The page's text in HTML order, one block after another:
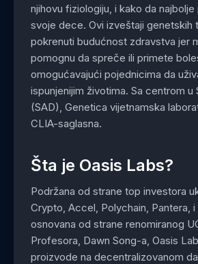
njihovu fiziologiju, i kako da
svoje dece. Ovi izveštaji genetskih
pokrenuti budućnost zdravstva jer
pomognu da spreče ili primete
omogućavajući pojednicima da
ispunjenijim životima. Sa centrom u
(SAD), Genetica vijetnamska
CLIA-saglasna.
Šta je Oasis Labs?
Podržana od strane top investora
Crypto, Accel, Polychain, Pantera, i
osnovana od strane renomiranog
Profesora, Dawn Song-a, Oasis
proizvode na decentralizovanom